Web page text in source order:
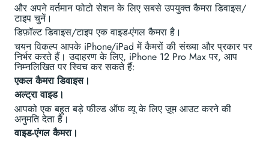
और अपने वर्तमान फोटो सेशन के लिए सबसे उपयुक्त कैमरा डिवाइस/
टाइप चुनें।
डिफ़ॉल्ट डिवाइस/टाइप एक वाइड-एंगल कैमरा है।
चयन विकल्प आपके iPhone/iPad में कैमरों की संख्या और प्रकार पर
निर्भर करते हैं। उदाहरण के लिए, iPhone 12 Pro Max पर, आप
निम्नलिखित पर स्विच कर सकते हैं:
एकल कैमरा डिवाइस।
अल्ट्रा वाइड।
आपको एक बहुत बड़े फील्ड ऑफ व्यू के लिए ज़ूम आउट करने की
अनुमति देता है।
वाइड-एंगल कैमरा।